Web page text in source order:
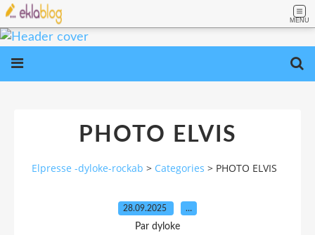
MENU
PHOTO ELVIS
Elpresse -dyloke-rockab > Categories > PHOTO ELVIS
28.09.2025 …
Par dyloke